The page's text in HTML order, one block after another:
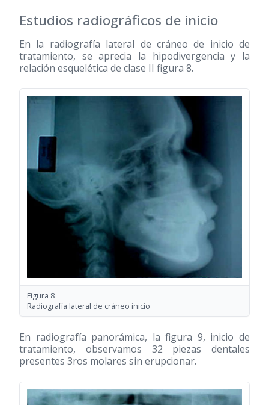
Estudios radiográficos de inicio
En la radiografía lateral de cráneo de inicio de
tratamiento, se aprecia la hipodivergencia y la
relación esquelética de clase II figura 8.
Figura 8
Radiografía lateral de cráneo inicio
En radiografía panorámica, la figura 9, inicio de
tratamiento, observamos 32 piezas dentales
presentes 3ros molares sin erupcionar.